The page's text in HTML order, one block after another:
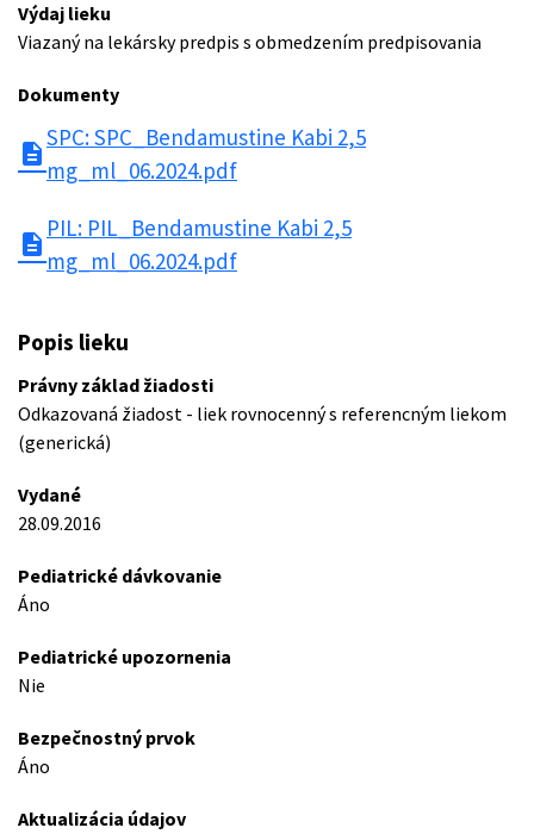
Výdaj lieku
Viazaný na lekársky predpis s obmedzením predpisovania
Dokumenty
description
SPC: SPC_Bendamustine Kabi 2,5
mg_ml_06.2024.pdf
description
PIL: PIL_Bendamustine Kabi 2,5
mg_ml_06.2024.pdf
Popis lieku
Právny základ žiadosti
Odkazovaná žiadost - liek rovnocenný s referencným liekom
(generická)
Vydané
28.09.2016
Pediatrické dávkovanie
Áno
Pediatrické upozornenia
Nie
Bezpečnostný prvok
Áno
Aktualizácia údajov